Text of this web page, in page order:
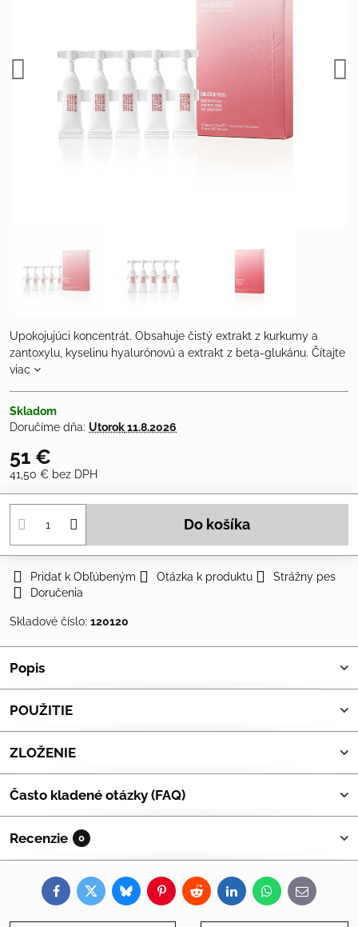
Upokojujúci koncentrát. Obsahuje čistý extrakt z kurkumy a
zantoxylu, kyselinu hyalurónovú a extrakt z beta-glukánu. Čítajte
viac
Skladom
Doručíme dňa: Utorok11.8.2026
51 €
41,50 € bez DPH
Do košíka
Pridať k Obľúbeným Otázka k produktu
Strážny pes
Doručenia
Skladové číslo: 120120
Popis
POUŽITIE
ZLOŽENIE
Často kladené otázky (FAQ)
Recenzie 0
FacebookTwitterBlueskyPinterestRedditLinkedInWhatsApp
E-
mail